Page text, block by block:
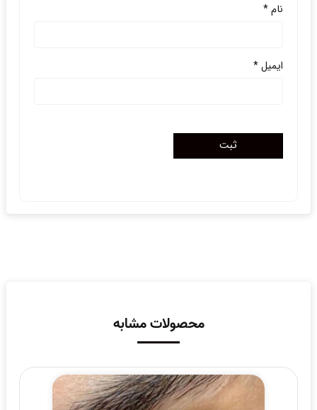
نام*
ایمیل*
محصولات مشابه